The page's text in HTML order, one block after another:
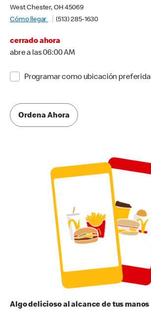
West Chester, OH 45069
Cómo llegar
(513) 285-1630
cerrado ahora
abre a las 06:00 AM
Programar como ubicación preferida
Ordena Ahora
Algo delicioso al alcance de tus manos